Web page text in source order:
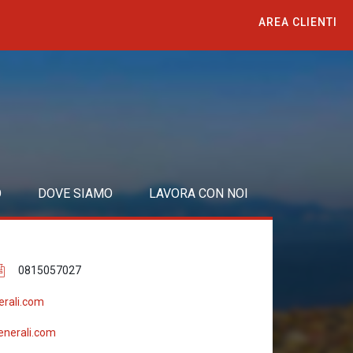
AREA CLIENTI
DOVE SIAMO LAVORA CON NOI
0815057027